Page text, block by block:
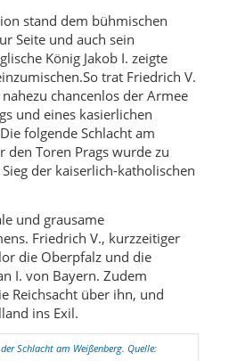
stand dem bühmischen
Seite und auch sein
König Jakob I. zeigte
trat Friedrich V.
chancenlos der Armee
und eines kasierlichen
folgende Schlacht am
den Toren Prags wurde zu
der kaiserlich-katholischen
und grausame
Friedrich V., kurzzeitiger
die Oberpfalz und die
I. von Bayern. Zudem
Reichsacht über ihn, und
ins Exil.